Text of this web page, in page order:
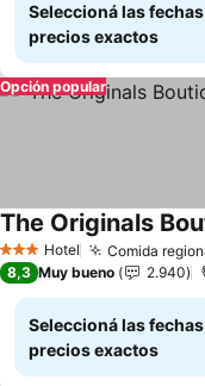
Seleccioná las
precios exactos
Opción popular
3 Estrellas
Hotel Comida
Ver precios
8,3 Muy bueno 2.940
Seleccioná las
precios exactos